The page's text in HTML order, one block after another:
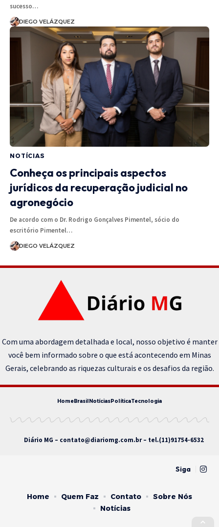
sucesso…
DIEGO VELÁZQUEZ
NOTÍCIAS
Conheça os principais aspectos
jurídicos da recuperação judicial no
agronegócio
De acordo com o Dr. Rodrigo Gonçalves Pimentel, sócio do
escritório Pimentel…
DIEGO VELÁZQUEZ
Com uma abordagem detalhada e local, nosso objetivo é manter
você bem informado sobre o que está acontecendo em Minas
Gerais, celebrando as riquezas culturais e os desafios da região.
HomeBrasilNotíciasPolíticaTecnologia
Diário MG – contato@diariomg.com.br– tel.(11)91754-6532
Siga
Home Quem Faz Contato
Sobre Nós
Notícias